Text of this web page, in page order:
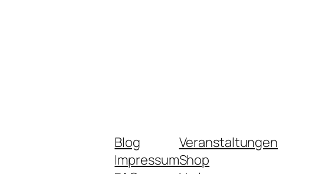
Blog
Impressum
Veranstaltungen
Shop